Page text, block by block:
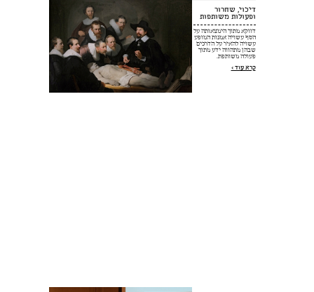
דיכוי, שחרור
ופעולות משותפות
דווקא מתוך הימצאותה על
הסף עשויה אמנות המופע
עשויה להאיר על הדרכים
שבהן מתהווה ידע מתוך
פעולה משותפת.
קרא עוד >